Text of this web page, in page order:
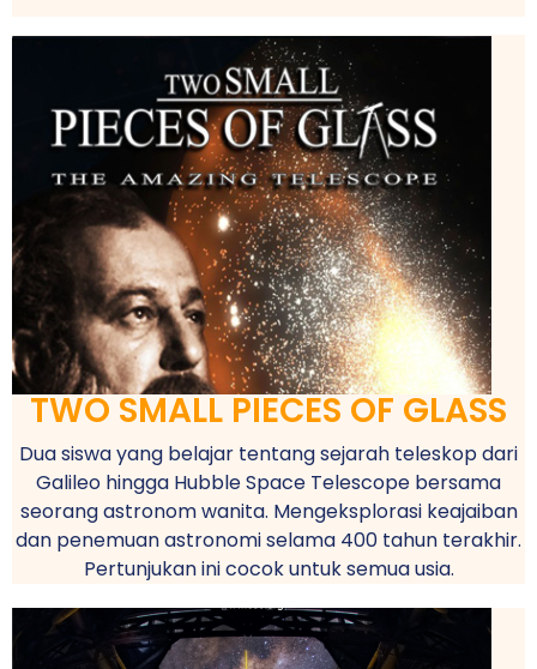
TWO SMALL PIECES OF GLASS
Dua siswa yang belajar tentang sejarah teleskop dari
Galileo hingga Hubble Space Telescope bersama
seorang astronom wanita. Mengeksplorasi keajaiban
dan penemuan astronomi selama 400 tahun terakhir.
Pertunjukan ini cocok untuk semua usia.